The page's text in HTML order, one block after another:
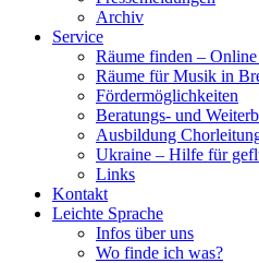
Archiv
Service
Räume finden –
Räume für Musik in
Fördermöglichkeiten
Beratungs- und
Ausbildung
Ukraine – Hilfe für
Links
Kontakt
Leichte Sprache
Infos über uns
Wo finde ich was?